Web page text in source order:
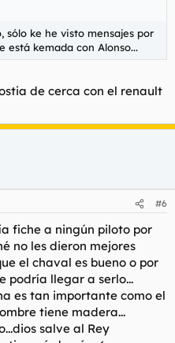
sólo ke he visto mensajes por
está kemada con Alonso...
de cerca con el renault
#6
fiche a ningún piloto por
no les dieron mejores
el chaval es bueno o por
podría llegar a serlo...
es tan importante como el
tiene madera...
salve al Rey